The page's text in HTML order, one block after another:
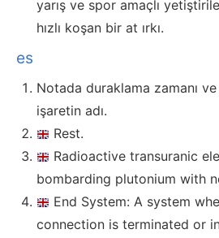
yarış ve spor amaçlı
hızlı koşan bir at ırkı.
es
Notada duraklama zamanı
işaretin adı.
Rest.
Radioactive transuranic
bombarding plutonium with
End System: A system
connection is terminated or